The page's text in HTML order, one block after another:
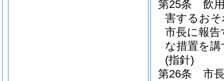
第25条
飲
害するお
市長に報
な措置を
(指針)
第26条
市